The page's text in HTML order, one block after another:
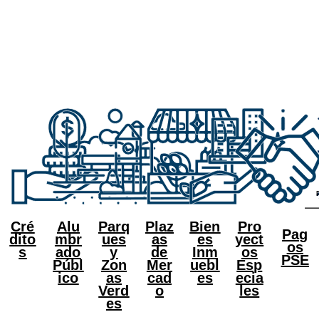
Cré
dito
s
Alu
mbr
ado
Públ
ico
Parq
ues
y
Zon
as
Verd
es
Plaz
as
de
Mer
cad
o
Bien
es
Inm
uebl
es
Pro
yect
os
Esp
ecia
les
Pag
os
PSE